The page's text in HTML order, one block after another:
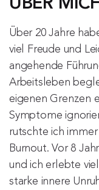
ÜBER
Über 20 Jahre
viel Freude und
angehende
Arbeitsleben
eigenen Grenzen
Symptome
rutschte ich
Burnout. Vor 8
und ich erlebte
starke innere